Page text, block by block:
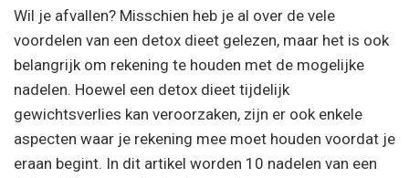
Wil je afvallen? Misschien heb je al over de vele
voordelen van een detox dieet gelezen, maar het is ook
belangrijk om rekening te houden met de mogelijke
nadelen. Hoewel een detox dieet tijdelijk
gewichtsverlies kan veroorzaken, zijn er ook enkele
aspecten waar je rekening mee moet houden voordat je
eraan begint. In dit artikel worden 10 nadelen van een